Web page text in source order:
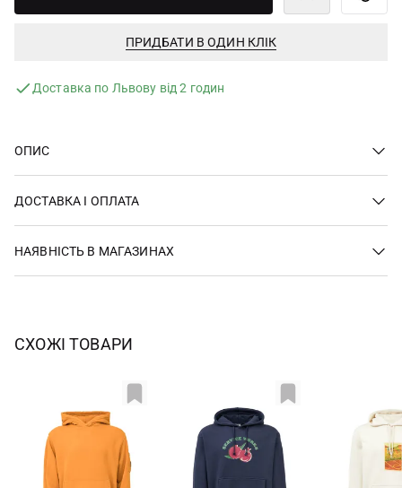
ПРИДБАТИ В ОДИН КЛІК
Доставка по Львову від 2 годин
ОПИС
ДОСТАВКА І ОПЛАТА
НАЯВНІСТЬ В МАГАЗИНАХ
СХОЖІ ТОВАРИ